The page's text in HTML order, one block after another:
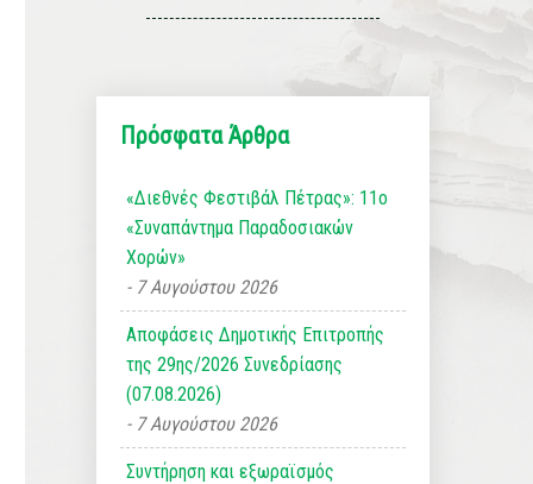
Πρόσφατα Άρθρα
«Διεθνές Φεστιβάλ Πέτρας»: 11ο
«Συναπάντημα Παραδοσιακών
Χορών»
7 Αυγούστου 2026
Αποφάσεις Δημοτικής Επιτροπής
της 29ης/2026 Συνεδρίασης
(07.08.2026)
7 Αυγούστου 2026
Συντήρηση και εξωραϊσμός